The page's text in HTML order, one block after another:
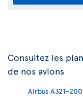
Consultez les
de nos avions
Airbus A321-